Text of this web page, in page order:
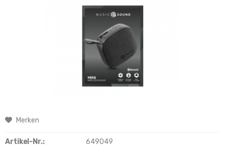
Merken
Artikel-Nr.:
649049